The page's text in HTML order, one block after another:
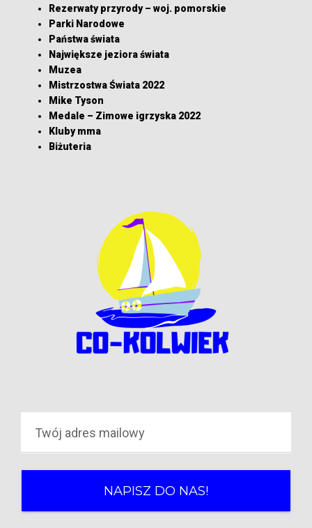
Rezerwaty przyrody – woj. pomorskie
Parki Narodowe
Państwa świata
Największe jeziora świata
Muzea
Mistrzostwa Świata 2022
Mike Tyson
Medale – Zimowe igrzyska 2022
Kluby mma
Biżuteria
NAPISZ DO NAS!